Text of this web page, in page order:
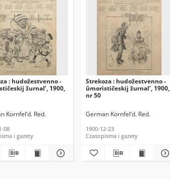
: hudožestvenno -
žurnal’, 1900,
Kornfel’d. Red.
08
i gazety
Strekoza : hudožestvenno -
ûmorističeskij žurnal’, 1900,
nr 50
German Kornfel’d. Red.
1900-12-23
Czasopisma i gazety